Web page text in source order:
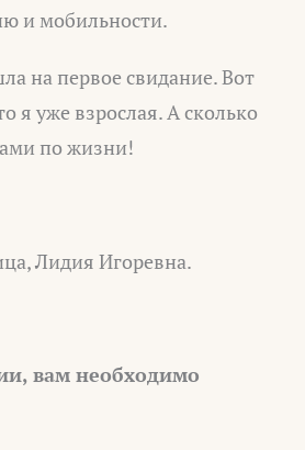
и мобильности.
на первое свидание. Вот
я уже взрослая. А сколько
по жизни!
Лидия Игоревна.
вам необходимо